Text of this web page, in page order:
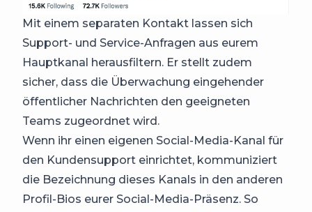
Mit einem separaten Kontakt lassen sich
Support- und Service-Anfragen aus eurem
Hauptkanal herausfiltern. Er stellt zudem
sicher, dass die Überwachung eingehender
öffentlicher Nachrichten den geeigneten
Teams zugeordnet wird.
Wenn ihr einen eigenen Social-Media-Kanal für
den Kundensupport einrichtet, kommuniziert
die Bezeichnung dieses Kanals in den anderen
Profil-Bios eurer Social-Media-Präsenz. So